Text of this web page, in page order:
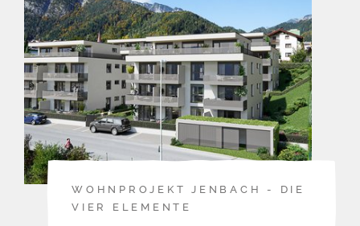
WOHNPROJEKT JENBACH - DIE
VIER ELEMENTE